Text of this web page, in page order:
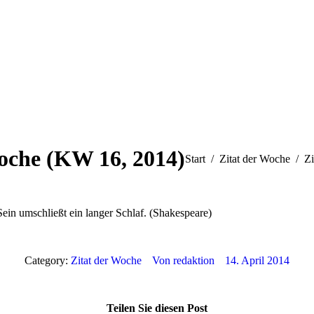
(KW 16, 2014)Sie befinden sich hier:
Start Zitat der Woche
umschließt ein langer Schlaf. (Shakespeare)
Category: Zitat der Woche Von redaktion 14. April 2014
Teilen Sie diesen Post